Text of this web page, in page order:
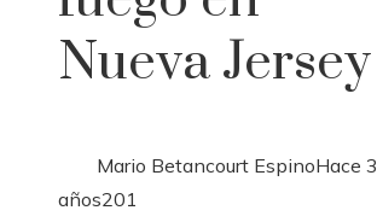
Nueva Jersey
Mario Betancourt EspinoHace 3
años201